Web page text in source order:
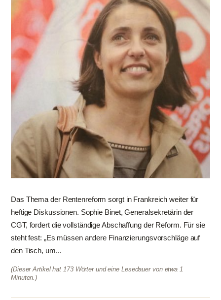
Das Thema der Rentenreform sorgt in Frankreich weiter für
heftige Diskussionen. Sophie Binet, Generalsekretärin der
CGT, fordert die vollständige Abschaffung der Reform. Für sie
steht fest: „Es müssen andere Finanzierungsvorschläge auf
den Tisch, um...
(Dieser Artikel hat 173 Wörter und eine Lesedauer von etwa 1
Minuten.)